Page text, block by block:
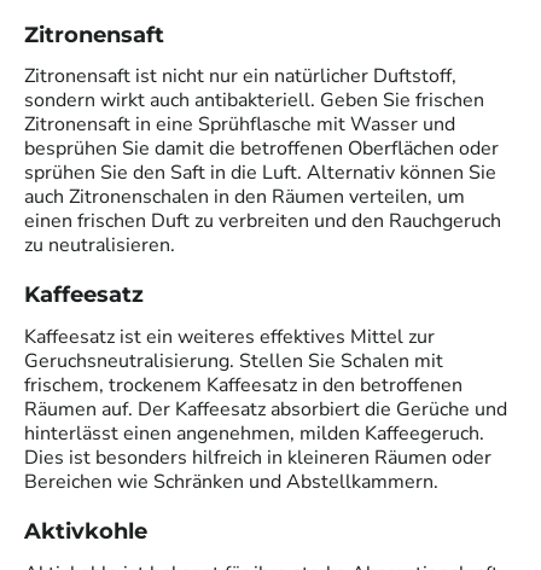
Zitronensaft
Zitronensaft ist nicht nur ein natürlicher Duftstoff,
sondern wirkt auch antibakteriell. Geben Sie frischen
Zitronensaft in eine Sprühflasche mit Wasser und
besprühen Sie damit die betroffenen Oberflächen oder
sprühen Sie den Saft in die Luft. Alternativ können Sie
auch Zitronenschalen in den Räumen verteilen, um
einen frischen Duft zu verbreiten und den Rauchgeruch
zu neutralisieren.
Kaffeesatz
Kaffeesatz ist ein weiteres effektives Mittel zur
Geruchsneutralisierung. Stellen Sie Schalen mit
frischem, trockenem Kaffeesatz in den betroffenen
Räumen auf. Der Kaffeesatz absorbiert die Gerüche und
hinterlässt einen angenehmen, milden Kaffeegeruch.
Dies ist besonders hilfreich in kleineren Räumen oder
Bereichen wie Schränken und Abstellkammern.
Aktivkohle